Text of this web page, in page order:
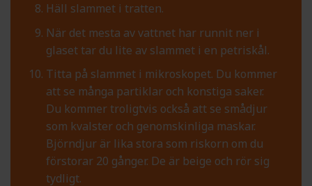
Häll slammet i tratten.
När det mesta av vattnet har runnit ner i
glaset tar du lite av slammet i en petriskål.
Titta på slammet i mikroskopet. Du kommer
att se många partiklar och konstiga saker.
Du kommer troligtvis också att se smådjur
som kvalster och genomskinliga maskar.
Björndjur är lika stora som riskorn om du
förstorar 20 gånger. De är beige och rör sig
tydligt.